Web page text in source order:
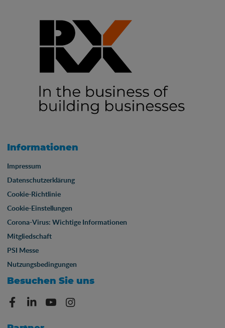
Informationen
Impressum
Datenschutzerklärung
Cookie-Richtlinie
Cookie-Einstellungen
Corona-Virus: Wichtige Informationen
Mitgliedschaft
PSI Messe
Nutzungsbedingungen
Besuchen Sie uns